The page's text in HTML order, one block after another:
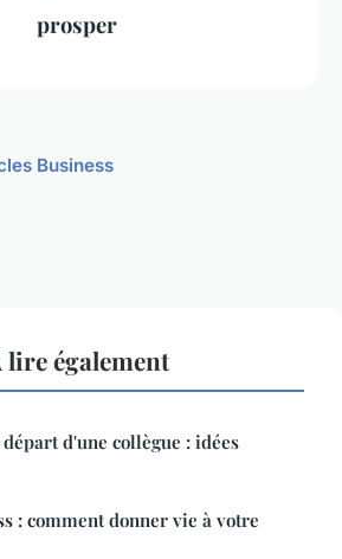
prosper
Business
également
d'une collègue : idées
: comment donner vie à votre